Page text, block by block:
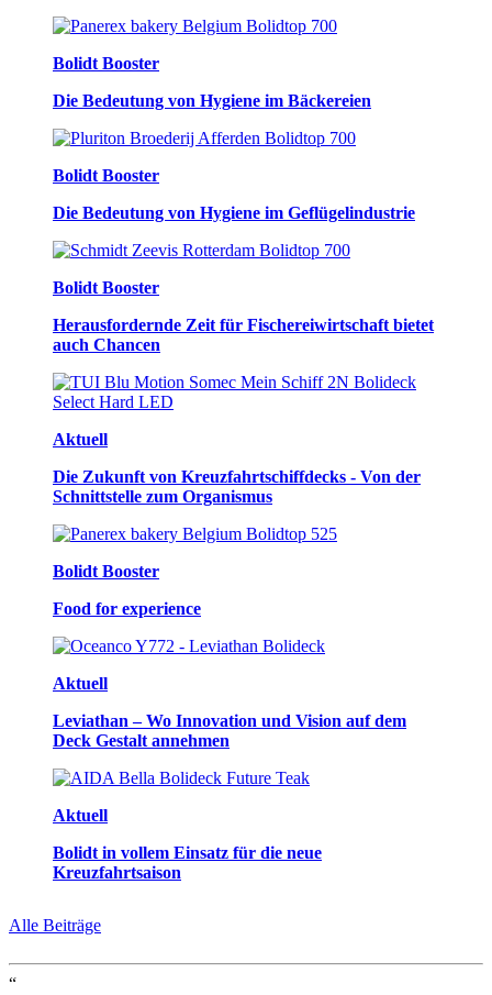
Bolidt Booster
Die Bedeutung von Hygiene im Bäckereien
Bolidt Booster
Die Bedeutung von Hygiene im Geflügelindustrie
Bolidt Booster
Herausfordernde Zeit für Fischereiwirtschaft bietet
auch Chancen
Aktuell
Die Zukunft von Kreuzfahrtschiffdecks - Von der
Schnittstelle zum Organismus
Bolidt Booster
Food for experience
Aktuell
Leviathan – Wo Innovation und Vision auf dem
Deck Gestalt annehmen
Aktuell
Bolidt in vollem Einsatz für die neue
Kreuzfahrtsaison
Alle Beiträge
“